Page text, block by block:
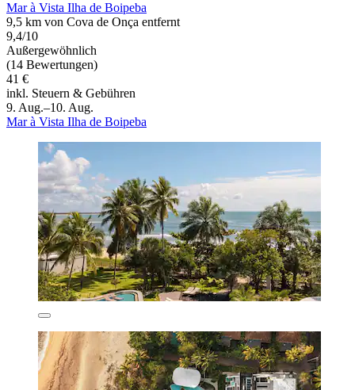
Mar à Vista Ilha de Boipeba
9,5 km von Cova de Onça entfernt
9,4/10
Außergewöhnlich
(14 Bewertungen)
41 €
inkl. Steuern & Gebühren
9. Aug.–10. Aug.
Mar à Vista Ilha de Boipeba